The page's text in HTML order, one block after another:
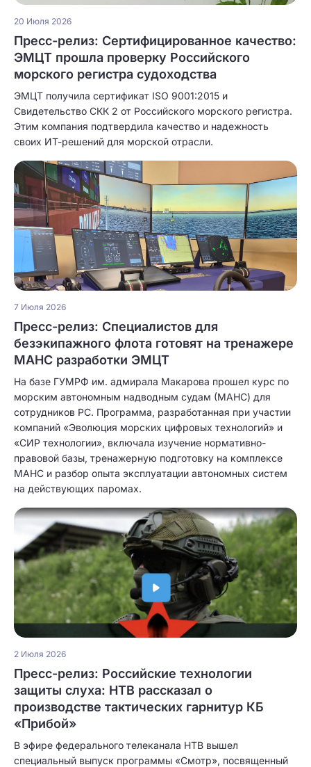
20 Июля 2026
Пресс-релиз: Сертифицированное качество:
ЭМЦТ прошла проверку Российского
морского регистра судоходства
ЭМЦТ получила сертификат ISO 9001:2015 и
Свидетельство СКК 2 от Российского морского регистра.
Этим компания подтвердила качество и надежность
своих ИТ-решений для морской отрасли.
7 Июля 2026
Пресс-релиз: Специалистов для
безэкипажного флота готовят на тренажере
МАНС разработки ЭМЦТ
На базе ГУМРФ им. адмирала Макарова прошел курс по
морским автономным надводным судам (МАНС) для
сотрудников РС. Программа, разработанная при участии
компаний «Эволюция морских цифровых технологий» и
«СИР технологии», включала изучение нормативно-
правовой базы, тренажерную подготовку на комплексе
МАНС и разбор опыта эксплуатации автономных систем
на действующих паромах.
2 Июля 2026
Пресс-релиз: Российские технологии
защиты слуха: НТВ рассказал о
производстве тактических гарнитур КБ
«Прибой»
В эфире федерального телеканала НТВ вышел
специальный выпуск программы «Смотр», посвященный